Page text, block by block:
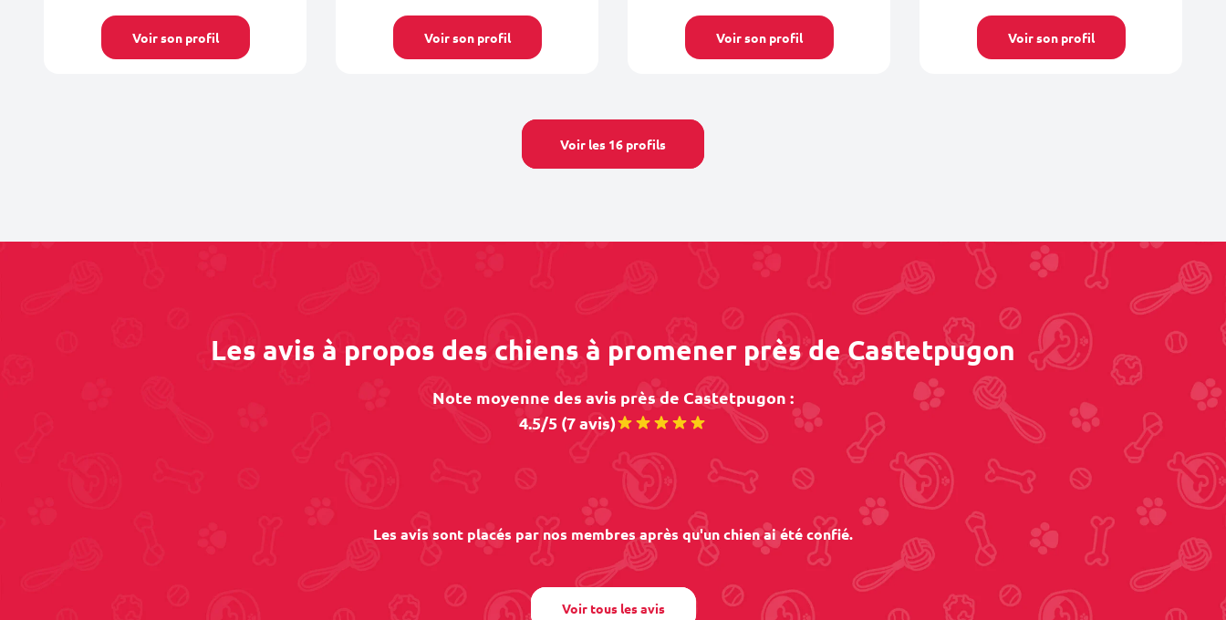
Voir son profil Voir son profil Voir son profil Voir son profil
Voir les 16 profils
Les avis à propos des chiens à promener près de Castetpugon
Note moyenne des avis près de Castetpugon :
4.5/5 (7 avis)
Les avis sont placés par nos membres après qu'un chien ai été confié.
Voir tous les avis